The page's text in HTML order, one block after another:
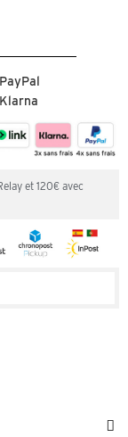
et 120€ avec